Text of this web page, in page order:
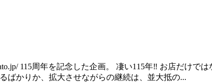
115周年を記念した企画。 凄い115年‼︎ お店だけ
ばかりか、拡大させながらの継続は、並大抵の...